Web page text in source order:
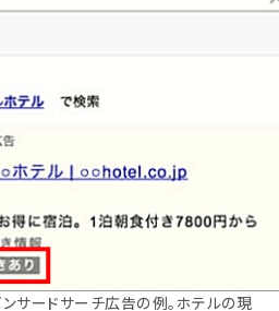
サードサーチ広告の例。ホテルの現